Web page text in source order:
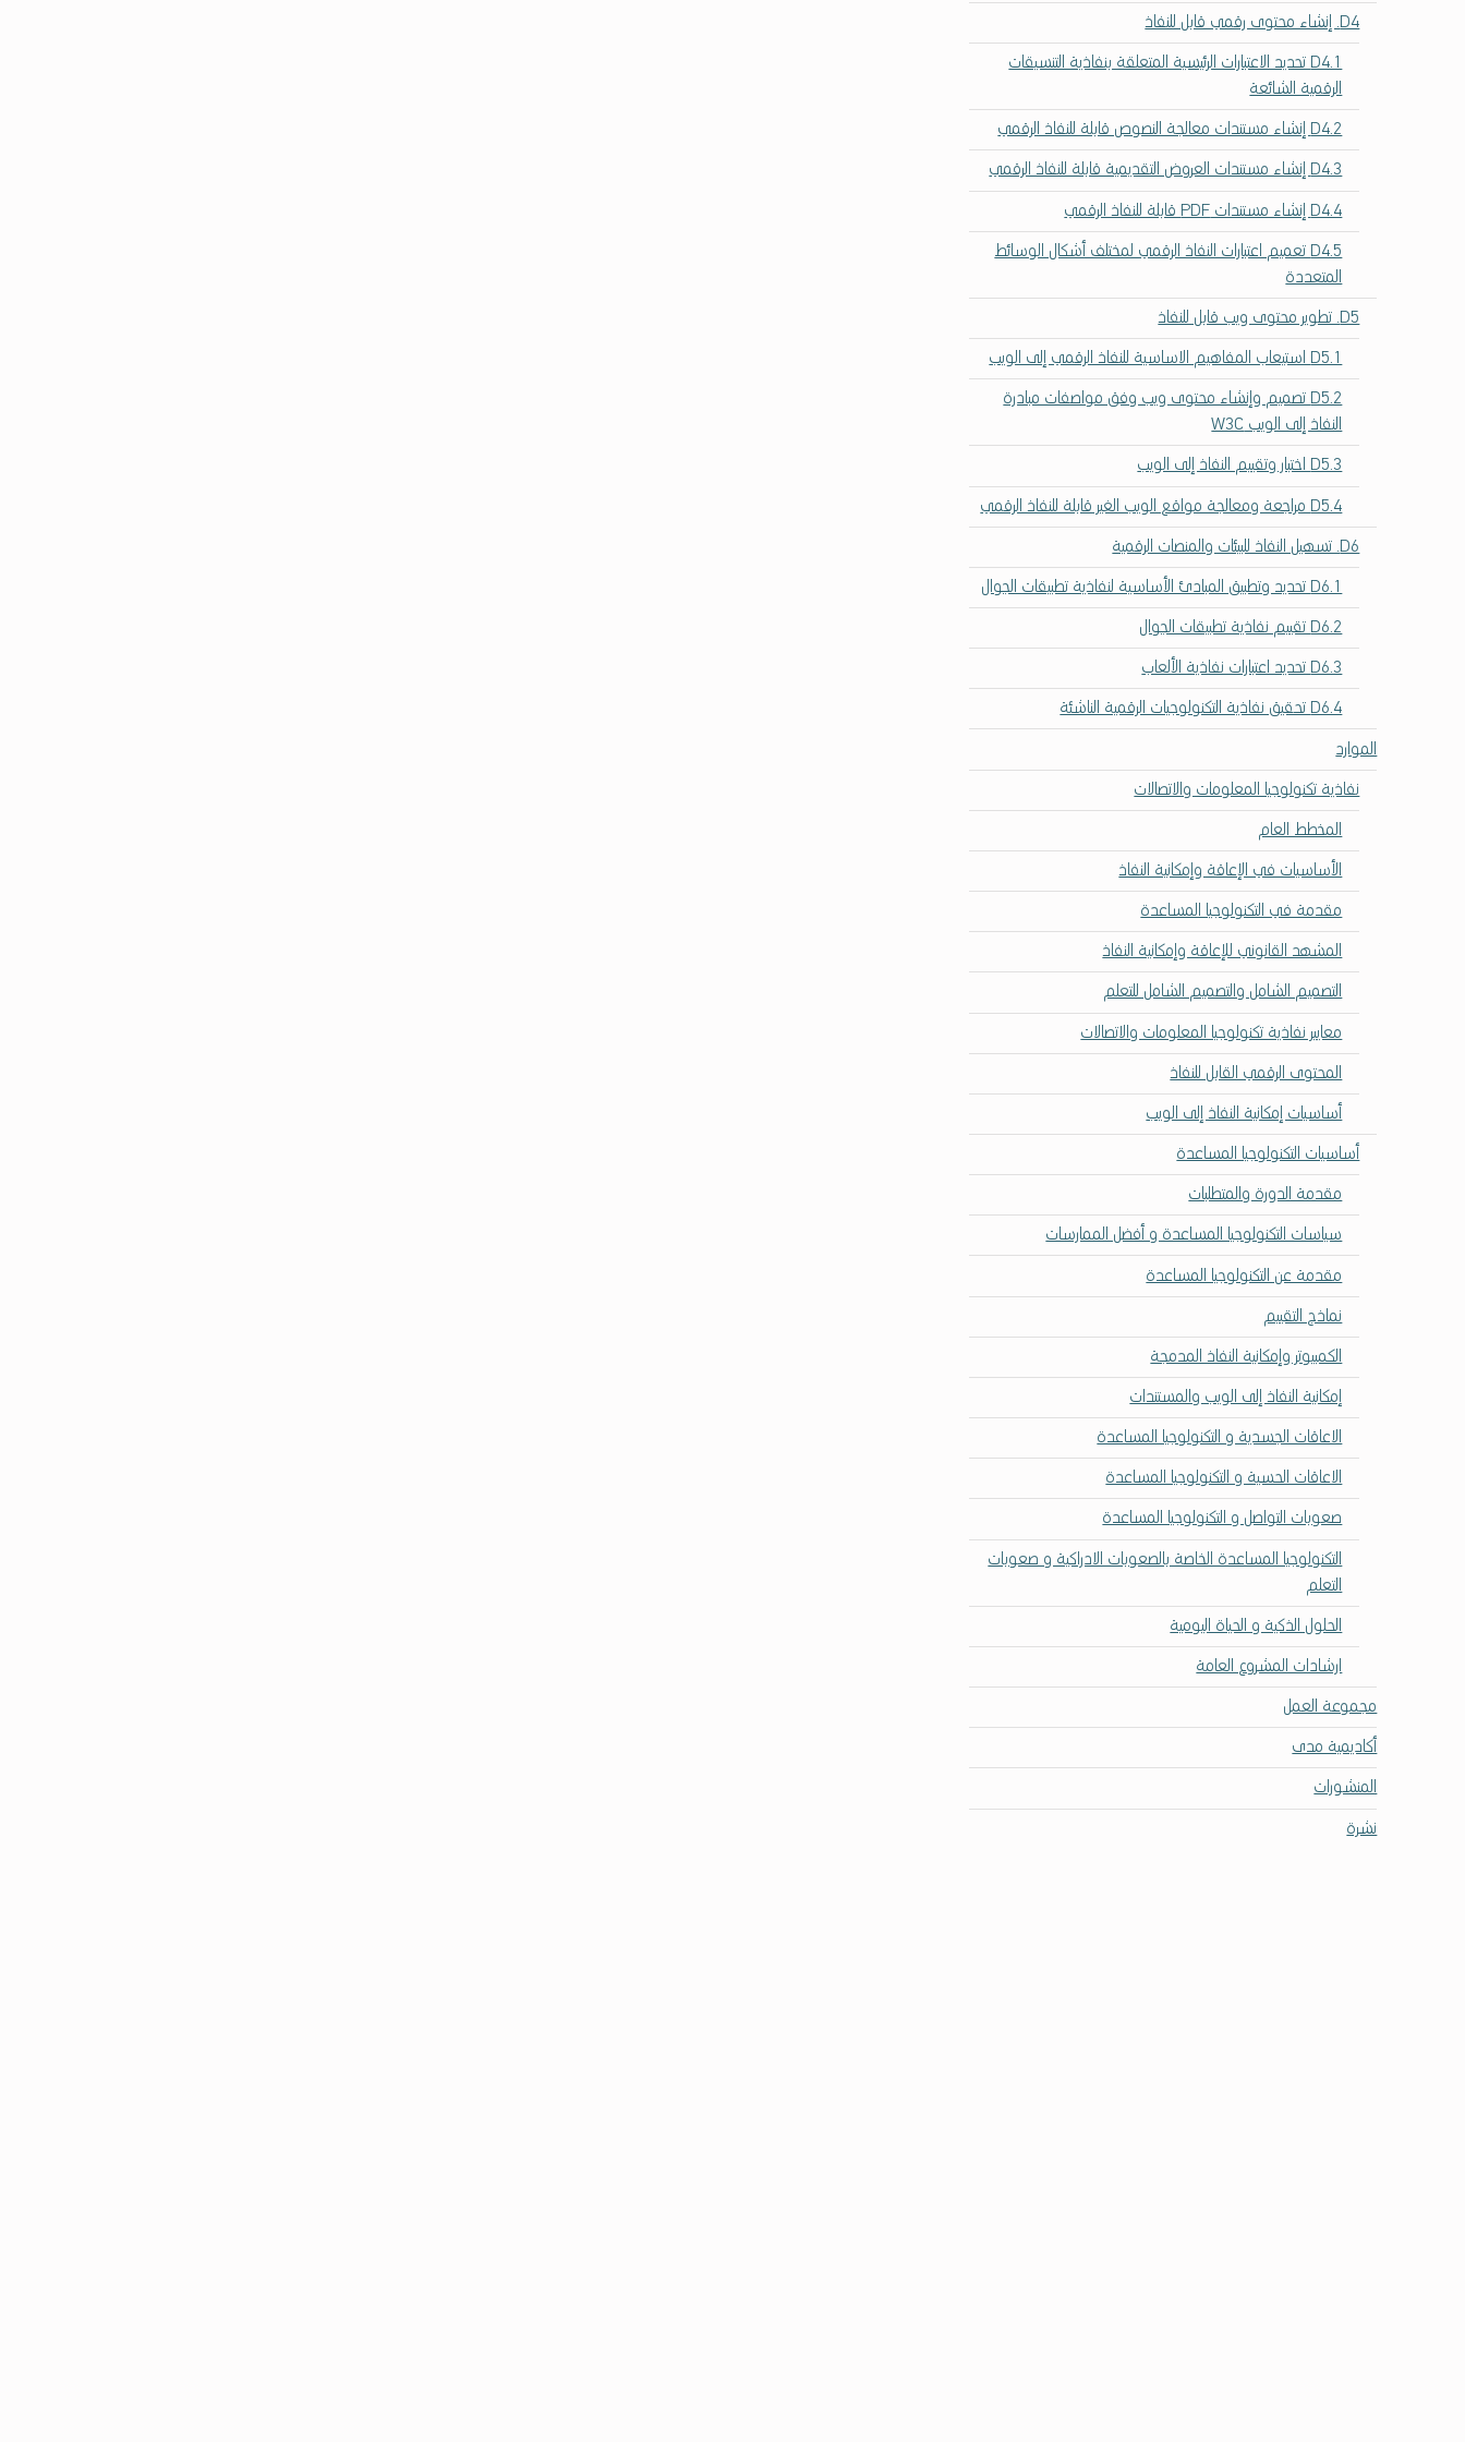
ا
ل
ت
و
ا
ل
ص
ي
ش
م
D4. إنشاء محتوى رقمي قابل للنفاذ
D4.1 تحديد الاعتبارات الرئيسية المتعلقة بنفاذية التنسيقات
الرقمية الشائعة
D4.2 إنشاء مستندات معالجة النصوص قابلة للنفاذ الرقمي
D4.3 إنشاء مستندات العروض التقديمية قابلة للنفاذ الرقمي
D4.4 إنشاء مستندات PDF قابلة للنفاذ الرقمي
D4.5 تعميم اعتبارات النفاذ الرقمي لمختلف أشكال الوسائط
المتعددة
D5. تطوير محتوى ويب قابل للنفاذ
D5.1 استيعاب المفاهيم الاساسية للنفاذ الرقمي إلى الويب
D5.2 تصميم وإنشاء محتوى ويب وفق مواصفات مبادرة
النفاذ إلى الويب W3C
D5.3 اختبار وتقييم النفاذ إلى الويب
D5.4 مراجعة ومعالجة مواقع الويب الغير قابلة للنفاذ الرقمي
D6. تسهيل النفاذ للبيئات والمنصات الرقمية
D6.1 تحديد وتطبيق المبادئ الأساسية لنفاذية تطبيقات الجوال
D6.2 تقييم نفاذية تطبيقات الجوال
D6.3 تحديد اعتبارات نفاذية الألعاب
D6.4 تحقيق نفاذية التكنولوجيات الرقمية الناشئة
الموارد
نفاذية تكنولوجيا المعلومات والاتصالات
المخطط العام
الأساسيات في الإعاقة وإمكانية النفاذ
مقدمة في التكنولوجيا المساعدة
المشهد القانوني للإعاقة وإمكانية النفاذ
التصميم الشامل والتصميم الشامل للتعلم
معايير نفاذية تكنولوجيا المعلومات والاتصالات
المحتوى الرقمي القابل للنفاذ
أساسيات إمكانية النفاذ إلى الويب
أساسيات التكنولوجيا المساعدة
مقدمة الدورة والمتطلبات
سياسات التكنولوجيا المساعدة و أفضل الممارسات
مقدمة عن التكنولوجيا المساعدة
نماذج التقييم
الكمبيوتر وإمكانية النفاذ المدمجة
إمكانية النفاذ إلى الويب والمستندات
الاعاقات الجسدية و التكنولوجيا المساعدة
الاعاقات الحسية و التكنولوجيا المساعدة
صعوبات التواصل و التكنولوجيا المساعدة
التكنولوجيا المساعدة الخاصة بالصعوبات الادراكية و صعوبات
التعلم
الحلول الذكية و الحياة اليومية
ارشادات المشروع العامة
مجموعة العمل
أكاديمية مدى
المنشورات
نشرة